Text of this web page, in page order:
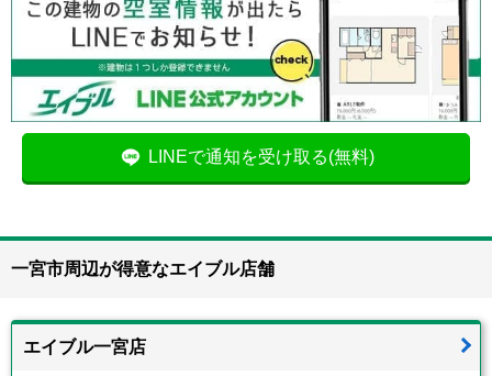
LINEで通知を受け取る(無料)
一宮市周辺が得意なエイブル店舗
エイブル一宮店